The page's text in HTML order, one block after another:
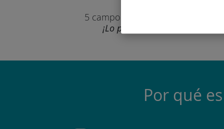
5 campos por completar.
¡Lo prometemos!
Por qué